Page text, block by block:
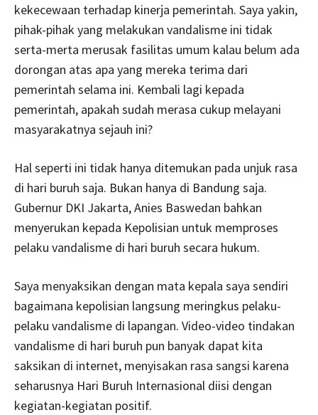
kekecewaan terhadap kinerja pemerintah. Saya yakin,
pihak-pihak yang melakukan vandalisme ini tidak
serta-merta merusak fasilitas umum kalau belum ada
dorongan atas apa yang mereka terima dari
pemerintah selama ini. Kembali lagi kepada
pemerintah, apakah sudah merasa cukup melayani
masyarakatnya sejauh ini?
Hal seperti ini tidak hanya ditemukan pada unjuk rasa
di hari buruh saja. Bukan hanya di Bandung saja.
Gubernur DKI Jakarta, Anies Baswedan bahkan
menyerukan kepada Kepolisian untuk memproses
pelaku vandalisme di hari buruh secara hukum.
Saya menyaksikan dengan mata kepala saya sendiri
bagaimana kepolisian langsung meringkus pelaku-
pelaku vandalisme di lapangan. Video-video tindakan
vandalisme di hari buruh pun banyak dapat kita
saksikan di internet, menyisakan rasa sangsi karena
seharusnya Hari Buruh Internasional diisi dengan
kegiatan-kegiatan positif.